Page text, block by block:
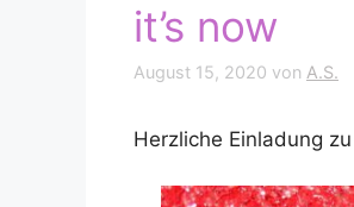
it’s now
August 15, 2020 von A.S.
Herzliche Einladung